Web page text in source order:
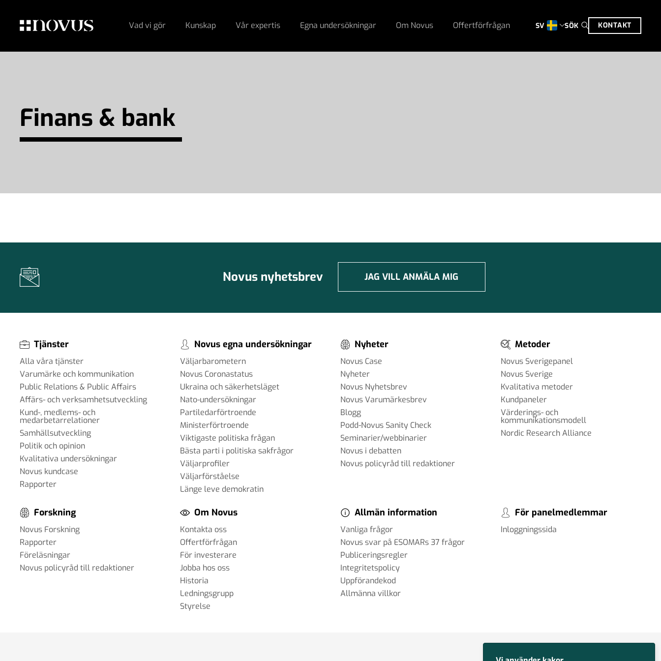
Vad vi gör Kunskap Vår expertis Egna undersökningar Om Novus Offertförfrågan SV SÖK KONTAKT
Finans & bank
Novus nyhetsbrev JAG VILL ANMÄLA MIG
Tjänster
Alla våra tjänster
Varumärke och kommunikation
Public Relations & Public Affairs
Affärs- och verksamhetsutveckling
Kund-, medlems- och
medarbetarrelationer
Samhällsutveckling
Politik och opinion
Kvalitativa undersökningar
Novus kundcase
Rapporter
Novus egna undersökningar
Väljarbarometern
Novus Coronastatus
Ukraina och säkerhetsläget
Nato-undersökningar
Partiledarförtroende
Ministerförtroende
Viktigaste politiska frågan
Bästa parti i politiska sakfrågor
Väljarprofiler
Väljarförståelse
Länge leve demokratin
Nyheter
Novus Case
Nyheter
Novus Nyhetsbrev
Novus Varumärkesbrev
Blogg
Podd-Novus Sanity Check
Seminarier/webbinarier
Novus i debatten
Novus policyråd till redaktioner
Metoder
Novus Sverigepanel
Novus Sverige
Kvalitativa metoder
Kundpaneler
Värderings- och
kommunikationsmodell
Nordic Research Alliance
Forskning
Novus Forskning
Rapporter
Föreläsningar
Novus policyråd till redaktioner
Om Novus
Kontakta oss
Offertförfrågan
För investerare
Jobba hos oss
Historia
Ledningsgrupp
Styrelse
Allmän information
Vanliga frågor
Novus svar på ESOMARs 37 frågor
Publiceringsregler
Integritetspolicy
Uppförandekod
Allmänna villkor
För panelmedlemmar
Inloggningssida